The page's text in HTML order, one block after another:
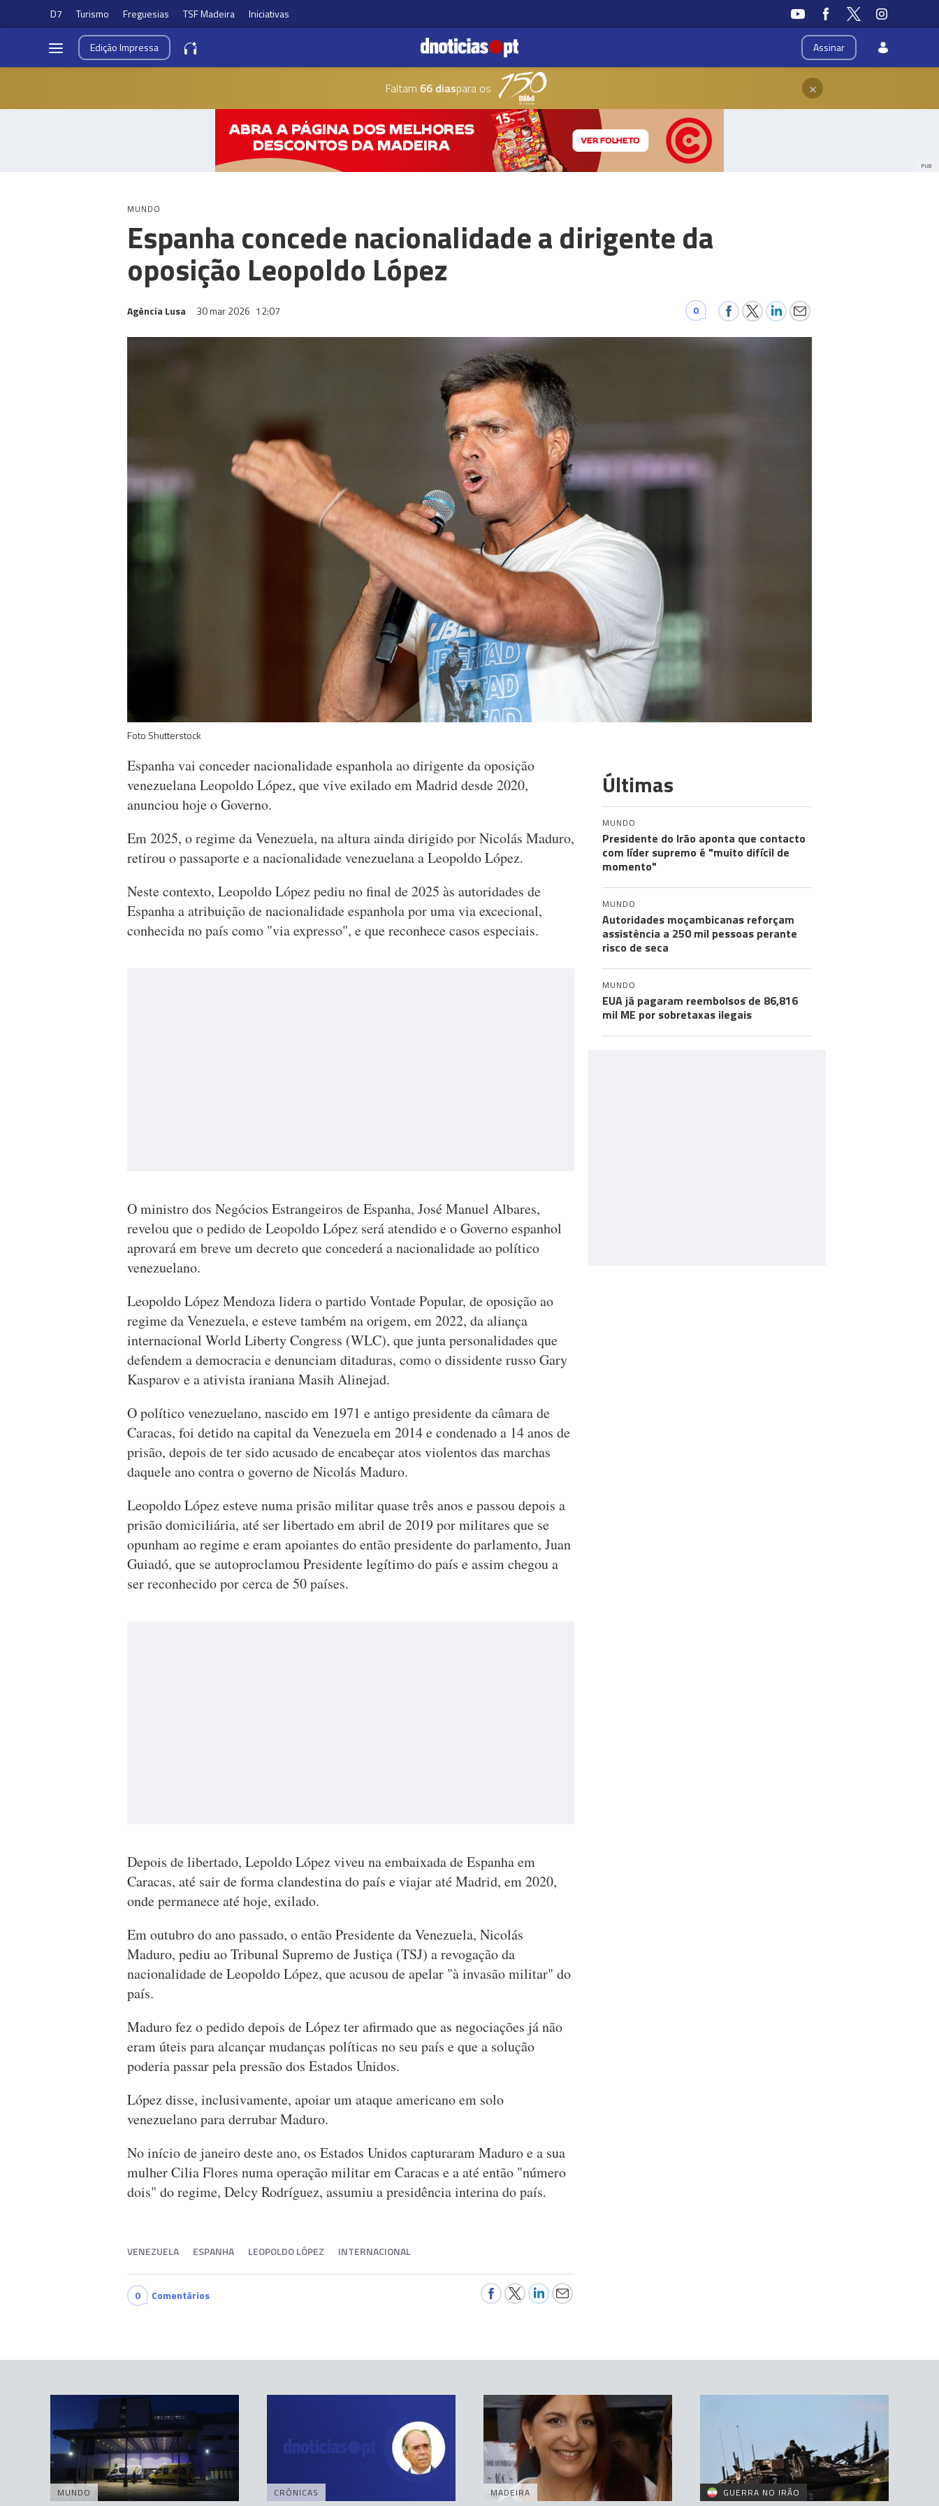
D7 Turismo Freguesias TSF Madeira Iniciativas
Assinar
EdiçãoImpressa
Faltam 66 diaspara os ×
PUB
MUNDO
Espanha concede nacionalidade a dirigente da
oposição Leopoldo López
Agência Lusa 30 mar 2026 12:07 0
Foto Shutterstock
Espanha vai conceder nacionalidade espanhola ao dirigente da oposição
venezuelana Leopoldo López, que vive exilado em Madrid desde 2020,
anunciou hoje o Governo.
Em 2025, o regime da Venezuela, na altura ainda dirigido por Nicolás Maduro,
retirou o passaporte e a nacionalidade venezuelana a Leopoldo López.
Neste contexto, Leopoldo López pediu no final de 2025 às autoridades de
Espanha a atribuição de nacionalidade espanhola por uma via excecional,
conhecida no país como "via expresso", e que reconhece casos especiais.
O ministro dos Negócios Estrangeiros de Espanha, José Manuel Albares,
revelou que o pedido de Leopoldo López será atendido e o Governo espanhol
aprovará em breve um decreto que concederá a nacionalidade ao político
venezuelano.
Leopoldo López Mendoza lidera o partido Vontade Popular, de oposição ao
regime da Venezuela, e esteve também na origem, em 2022, da aliança
internacional World Liberty Congress (WLC), que junta personalidades que
defendem a democracia e denunciam ditaduras, como o dissidente russo Gary
Kasparov e a ativista iraniana Masih Alinejad.
O político venezuelano, nascido em 1971 e antigo presidente da câmara de
Caracas, foi detido na capital da Venezuela em 2014 e condenado a 14 anos de
prisão, depois de ter sido acusado de encabeçar atos violentos das marchas
daquele ano contra o governo de Nicolás Maduro.
Leopoldo López esteve numa prisão militar quase três anos e passou depois a
prisão domiciliária, até ser libertado em abril de 2019 por militares que se
opunham ao regime e eram apoiantes do então presidente do parlamento, Juan
Guiadó, que se autoproclamou Presidente legítimo do país e assim chegou a
ser reconhecido por cerca de 50 países.
Depois de libertado, Lepoldo López viveu na embaixada de Espanha em
Caracas, até sair de forma clandestina do país e viajar até Madrid, em 2020,
onde permanece até hoje, exilado.
Em outubro do ano passado, o então Presidente da Venezuela, Nicolás
Maduro, pediu ao Tribunal Supremo de Justiça (TSJ) a revogação da
nacionalidade de Leopoldo López, que acusou de apelar "à invasão militar" do
país.
Maduro fez o pedido depois de López ter afirmado que as negociações já não
eram úteis para alcançar mudanças políticas no seu país e que a solução
poderia passar pela pressão dos Estados Unidos.
López disse, inclusivamente, apoiar um ataque americano em solo
venezuelano para derrubar Maduro.
No início de janeiro deste ano, os Estados Unidos capturaram Maduro e a sua
mulher Cilia Flores numa operação militar em Caracas e a até então "número
dois" do regime, Delcy Rodríguez, assumiu a presidência interina do país.
VENEZUELA ESPANHA LEOPOLDO LÓPEZ INTERNACIONAL
0 Comentários
Últimas
MUNDO
Presidente do Irão aponta que contacto
com líder supremo é "muito difícil de
momento"
MUNDO
Autoridades moçambicanas reforçam
assistência a 250 mil pessoas perante
risco de seca
MUNDO
EUA já pagaram reembolsos de 86,816
mil ME por sobretaxas ilegais
MUNDO CRÓNICAS MADEIRA GUERRA NO IRÃO